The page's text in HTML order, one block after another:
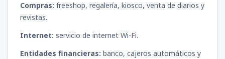
Compras: freeshop, regalería, kiosco, venta de diarios y
revistas.
Internet: servicio de internet Wi-Fi.
Entidades financieras: banco, cajeros automáticos y